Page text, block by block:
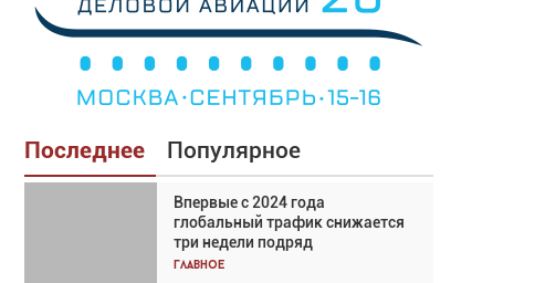
Последнее Популярное
Впервые с 2024 года
глобальный трафик снижается
три недели подряд
Главное
Взгляд с высоты: тандем
вертолётов и БПЛА в
спасательных операциях
Главное